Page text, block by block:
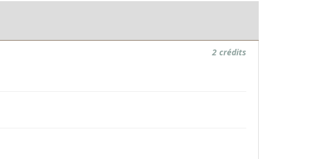
2 crédits